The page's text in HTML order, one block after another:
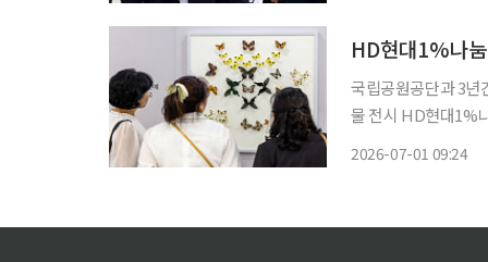
HD현대1%나
국립공원공단과 3
물 전시 HD현대1%나눔재단이 국립공원공단과 함께 중증장애인이 제작한 생물표본 성과를
2026-07-01 09:24